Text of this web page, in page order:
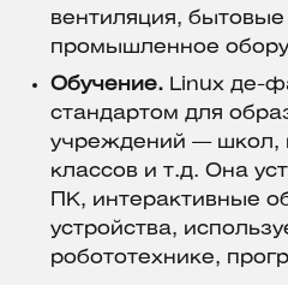
вентиляция,
промышленное
Обучение. Linux де-
стандартом для
учреждений — школ,
классов и т.д. Она
ПК, интерактивные
устройства,
робототехнике,